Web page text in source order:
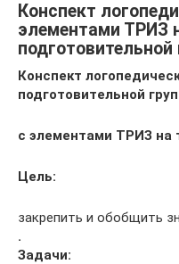
Конспект
элементами ТРИЗ
подготовительной
Конспект
подготовительной
с элементами ТРИЗ на
Цель:
закрепить и обобщить
.
Задачи: